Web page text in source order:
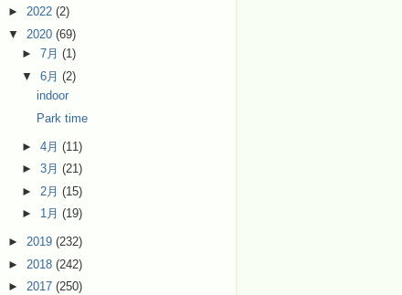
► 2022 (2)
▼ 2020 (69)
►7月(1)
▼6月(2)
indoor
Park time
►4月(11)
►3月(21)
► 2月(15)
► 1月(19)
► 2019 (232)
► 2018 (242)
► 2017 (250)